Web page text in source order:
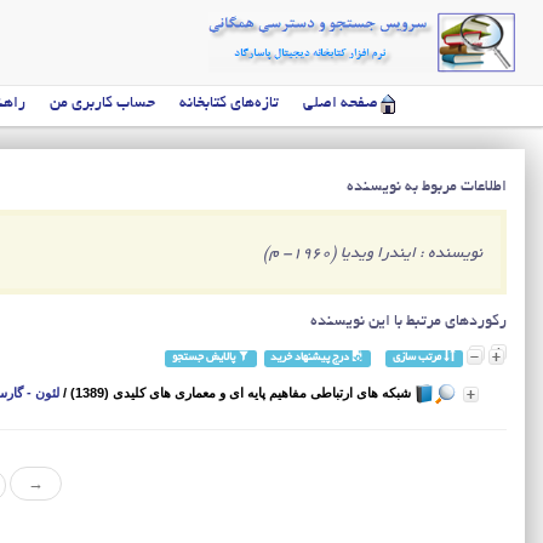
صفحه اصلی تازه‌های کتابخانه حساب کاربری من
اطلاعات مربوط به نویسنده
نویسنده : ایندرا ویدیا (1960- م)
رکوردهای مرتبط با این نویسنده
مرتب سازی درج پیشنهاد خرید پالایش جستجو
شبکه های ارتباطی مفاهیم پایه ای و معماری های کلیدی (1389) / لئون -
→